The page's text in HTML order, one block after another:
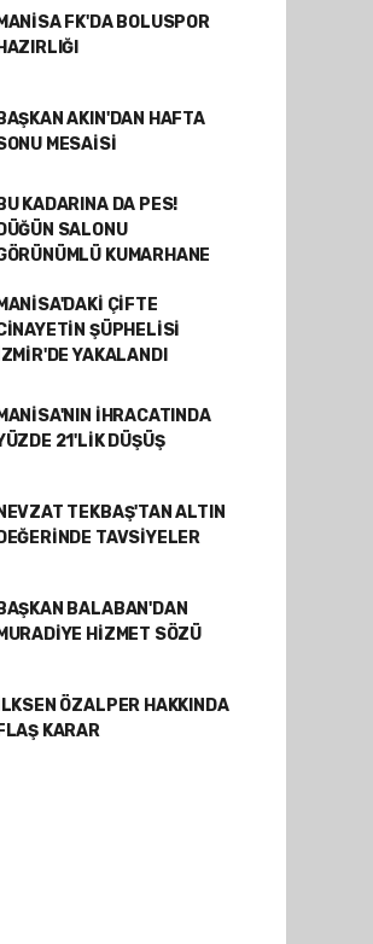
MANİSA FK'DA BOLUSPOR
HAZIRLIĞI
BAŞKAN AKIN'DAN HAFTA
MESAİSİ
BU KADARINA DA PES!
DÜĞÜN SALONU
KUMARHANE
MANİSA'DAKİ ÇİFTE
ŞÜPHELİSİ
YAKALANDI
MANİSA'NIN İHRACATINDA
21'LİK DÜŞÜŞ
NEVZAT TEKBAŞ'TAN ALTIN
DEĞERİNDE TAVSİYELER
BAŞKAN BALABAN'DAN
MURADİYE HİZMET SÖZÜ
ÖZALPER HAKKINDA
FLAŞ KARAR